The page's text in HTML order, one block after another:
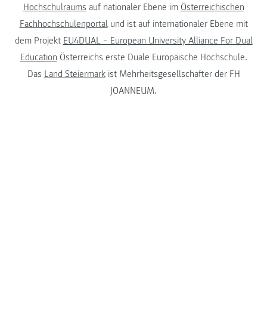
Hochschulraums auf nationaler Ebene im Österreichischen
Fachhochschulenportalund ist auf internationaler Ebene mit
dem Projekt EU4DUAL – European University Alliance For Dual
Education Österreichs erste Duale Europäische Hochschule.
Das Land Steiermarkist Mehrheitsgesellschafter der FH
JOANNEUM.